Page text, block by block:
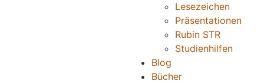
Lesezeichen
Präsentationen
Rubin STR
Studienhilfen
Blog
Bücher